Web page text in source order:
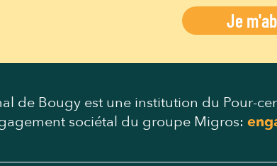
Je
de Bougy est une institution du Pour-
sociétal du groupe Migros: